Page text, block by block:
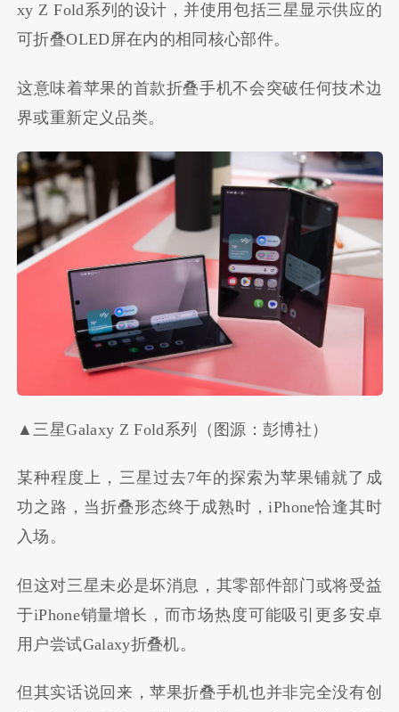
xy Z Fold系列的设计，并使用包括三星显示供应的
可折叠OLED屏在内的相同核心部件。
这意味着苹果的首款折叠手机不会突破任何技术边
界或重新定义品类。
▲三星Galaxy Z Fold系列（图源：彭博社）
某种程度上，三星过去7年的探索为苹果铺就了成
功之路，当折叠形态终于成熟时，iPhone恰逢其时
入场。
但这对三星未必是坏消息，其零部件部门或将受益
于iPhone销量增长，而市场热度可能吸引更多安卓
用户尝试Galaxy折叠机。
但其实话说回来，苹果折叠手机也并非完全没有创